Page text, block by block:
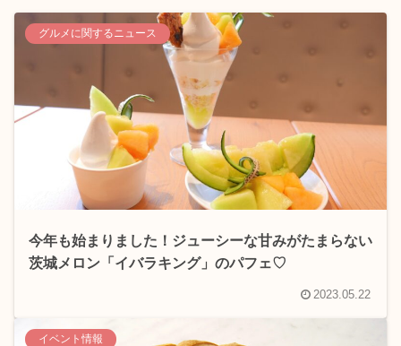
グルメに関するニュース
今年も始まりました！ジューシーな甘みがたまらない
茨城メロン「イバラキング」のパフェ♡
2023.05.22
イベント情報